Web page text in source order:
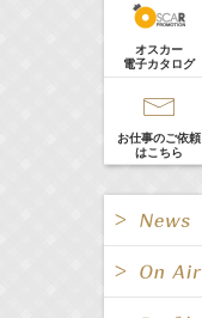
> More
お問合せ
オスカー
電子カタログ
お仕事のご依頼
はこちら
All